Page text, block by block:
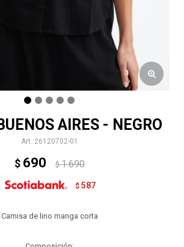
AIRES - NEGRO
26120702-01
$ 690 $ 1.690
$ 587
Camisa de lino manga corta